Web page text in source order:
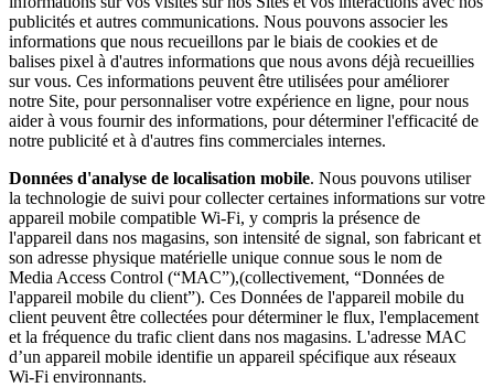
publicités et autres communications. Nous pouvons associer les
informations que nous recueillons par le biais de cookies et de
balises pixel à d'autres informations que nous avons déjà recueillies
sur vous. Ces informations peuvent être utilisées pour améliorer
notre Site, pour personnaliser votre expérience en ligne, pour nous
aider à vous fournir des informations, pour déterminer l'efficacité de
notre publicité et à d'autres fins commerciales internes.
Données d'analyse de localisation mobile. Nous pouvons utiliser
la technologie de suivi pour collecter certaines informations sur votre
appareil mobile compatible Wi-Fi, y compris la présence de
l'appareil dans nos magasins, son intensité de signal, son fabricant et
son adresse physique matérielle unique connue sous le nom de
Media Access Control (“MAC”),(collectivement, “Données de
l'appareil mobile du client”). Ces Données de l'appareil mobile du
client peuvent être collectées pour déterminer le flux, l'emplacement
et la fréquence du trafic client dans nos magasins. L'adresse MAC
d’un appareil mobile identifie un appareil spécifique aux réseaux
Wi-Fi environnants.